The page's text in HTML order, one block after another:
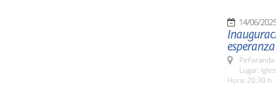
14/06/
esperanza
Lugar:
Hora: 20:30 h.